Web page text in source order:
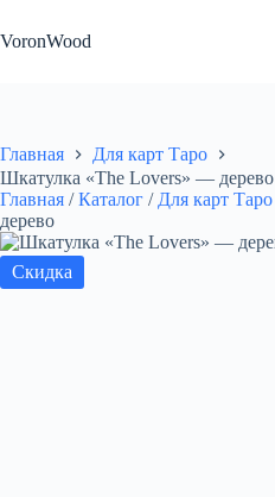
к
сути
VoronWood
Главная
Для карт Таро
Шкатулка «The Lovers» — дерево
Главная / Каталог / Для карт Таро
дерево
Скидка